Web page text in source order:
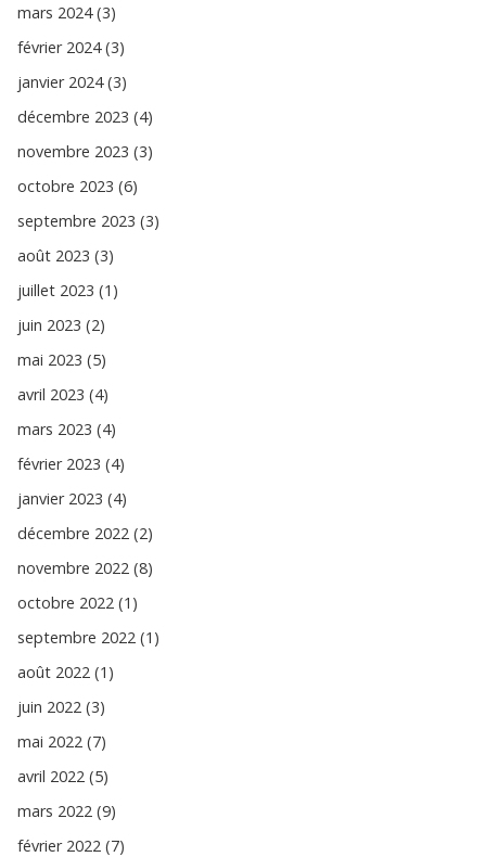
mars 2024 (3)
février 2024 (3)
janvier 2024 (3)
décembre 2023 (4)
novembre 2023 (3)
octobre 2023 (6)
septembre 2023 (3)
août 2023 (3)
juillet 2023 (1)
juin 2023 (2)
mai 2023 (5)
avril 2023 (4)
mars 2023 (4)
février 2023 (4)
janvier 2023 (4)
décembre 2022 (2)
novembre 2022 (8)
octobre 2022 (1)
septembre 2022 (1)
août 2022 (1)
juin 2022 (3)
mai 2022 (7)
avril 2022 (5)
mars 2022 (9)
février 2022 (7)